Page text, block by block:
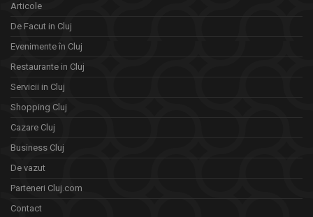
Articole
De Facut in Cluj
Evenimente în Cluj
Restaurante in Cluj
Servicii in Cluj
Shopping Cluj
Cazare Cluj
Business Cluj
De vazut
Parteneri Cluj.com
Contact